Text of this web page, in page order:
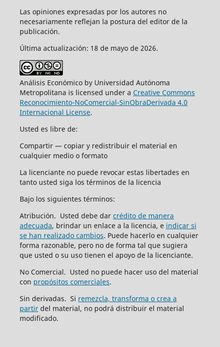
Las opiniones expresadas por los autores no
necesariamente reflejan la postura del editor de la
publicación.
Última actualización: 18 de mayo de 2026.
Análisis Económico by Universidad Autónoma
Metropolitana is licensed under a Creative Commons
Reconocimiento-NoComercial-SinObraDerivada 4.0
Internacional License.
Usted es libre de:
Compartir — copiar y redistribuir el material en
cualquier medio o formato
La licenciante no puede revocar estas libertades en
tanto usted siga los términos de la licencia
Bajo los siguientes términos:
Atribución. Usted debe dar crédito de manera
adecuada, brindar un enlace a la licencia, e indicar si
se han realizado cambios. Puede hacerlo en cualquier
forma razonable, pero no de forma tal que sugiera
que usted o su uso tienen el apoyo de la licenciante.
No Comercial. Usted no puede hacer uso del material
con propósitos comerciales.
Sin derivadas. Si remezcla, transforma o crea a
partirdel material, no podrá distribuir el material
modificado.